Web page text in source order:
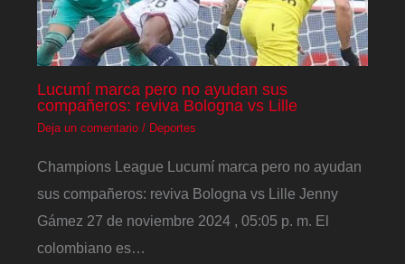
Lucumí marca pero no ayudan sus
compañeros: reviva Bologna vs Lille
Deja un comentario / Deportes
Champions League Lucumí marca pero no ayudan
sus compañeros: reviva Bologna vs Lille Jenny
Gámez 27 de noviembre 2024 , 05:05 p. m. El
colombiano es…